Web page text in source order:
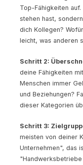
Top-Fähigkeiten
stehen hast,
dich Kollegen?
leicht, was anderen
Schritt 2:
deine Fähigkeiten
Menschen immer
und Beziehungen?
dieser Kategorien
Schritt 3:
meisten von deiner
Unternehmen", das